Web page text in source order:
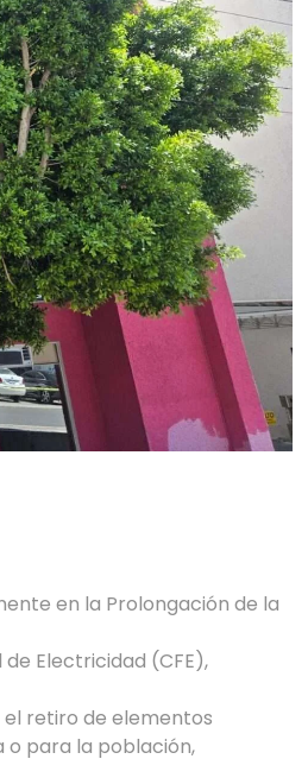
en la Prolongación de la
Electricidad (CFE),
el retiro de elementos
para la población,